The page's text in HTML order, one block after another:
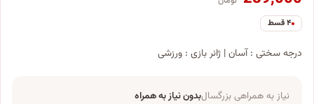
۴ قسط
درجه سختی : آسان | ژانر بازی : ورزشی
نیاز به همراهی بزرگسالبدون نیاز به همراه